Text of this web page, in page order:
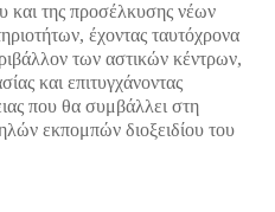
και της προσέλκυσης νέων
έχοντας ταυτόχρονα
των αστικών κέντρων,
και επιτυγχάνοντας
που θα συμβάλλει στη
εκπομπών διοξειδίου του